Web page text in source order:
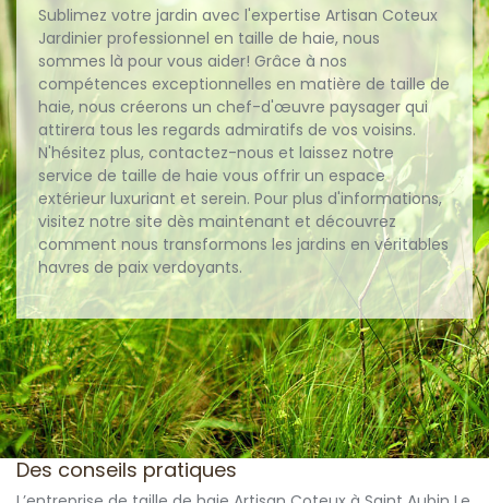
Sublimez votre jardin avec l'expertise Artisan Coteux
Jardinier professionnel en taille de haie, nous
sommes là pour vous aider! Grâce à nos
compétences exceptionnelles en matière de taille de
haie, nous créerons un chef-d'œuvre paysager qui
attirera tous les regards admiratifs de vos voisins.
N'hésitez plus, contactez-nous et laissez notre
service de taille de haie vous offrir un espace
extérieur luxuriant et serein. Pour plus d'informations,
visitez notre site dès maintenant et découvrez
comment nous transformons les jardins en véritables
havres de paix verdoyants.
Des conseils pratiques